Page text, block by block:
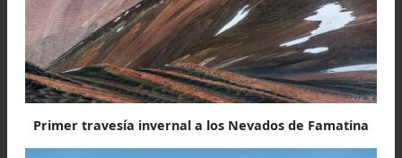
concentración, y haberme refugiado en
voluntades forzadas de mi equipo, contento
poder confiar en quienes saben de
oportunos personales.
A 6050 metros de altura, pernoctamos a pesar